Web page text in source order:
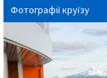
Фотографії круїзу